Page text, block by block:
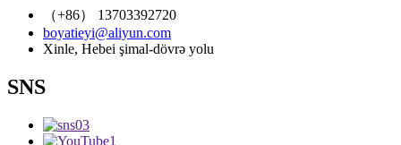
（+86） 13703392720
boyatieyi@aliyun.com
Xinle, Hebei şimal-dövrə yolu
SNS